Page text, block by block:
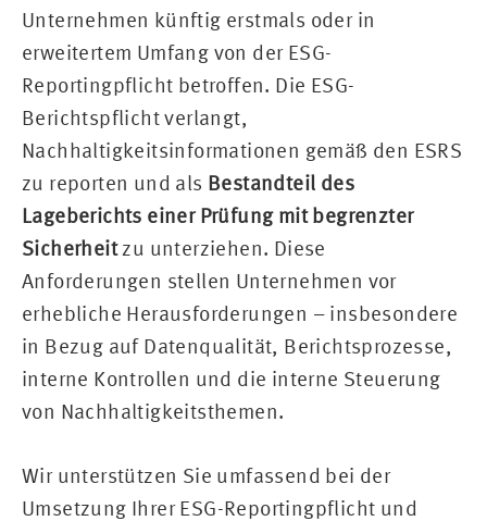
Unternehmen künftig erstmals oder in
erweitertem Umfang von der ESG-
Reportingpflicht betroffen. Die ESG-
Berichtspflicht verlangt,
Nachhaltigkeitsinformationen gemäß den ESRS
zu reporten und als Bestandteil des
Lageberichts einer Prüfung mit begrenzter
Sicherheitzu unterziehen. Diese
Anforderungen stellen Unternehmen vor
erhebliche Herausforderungen – insbesondere
in Bezug auf Datenqualität, Berichtsprozesse,
interne Kontrollen und die interne Steuerung
von Nachhaltigkeitsthemen.
Wir unterstützen Sie umfassend bei der
Umsetzung Ihrer ESG-Reportingpflicht und